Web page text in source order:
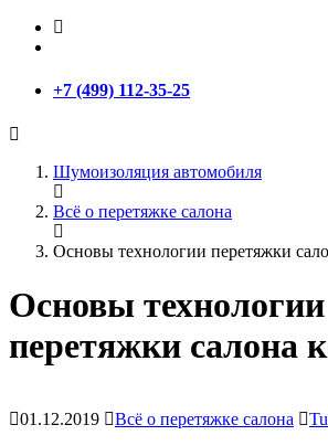
+7 (499) 112-35-25
Шумоизоляция автомобиля
Всё о перетяжке салона
Основы технологии перетяжки
Основы технологии
перетяжки салона
01.12.2019 Всё о перетяжке салона